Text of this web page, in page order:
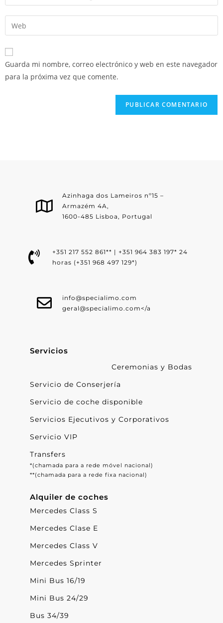
Guarda mi nombre, correo electrónico y web en este navegador
para la próxima vez que comente.
Azinhaga dos Lameiros nº15 –
Armazém 4A,
1600-485 Lisboa, Portugal
+351 217 552 861** | +351 964 383 197* 24
horas (+351 968 497 129*)
info@specialimo.com
geral@specialimo.com</a
Servicios
Ceremonias y Bodas
Servicio de Conserjería
Servicio de coche disponible
Servicios Ejecutivos y Corporativos
Servicio VIP
Transfers
*(chamada para a rede móvel nacional)
**(chamada para a rede fixa nacional)
Alquiler de coches
Mercedes Class S
Mercedes Clase E
Mercedes Class V
Mercedes Sprinter
Mini Bus 16/19
Mini Bus 24/29
Bus 34/39